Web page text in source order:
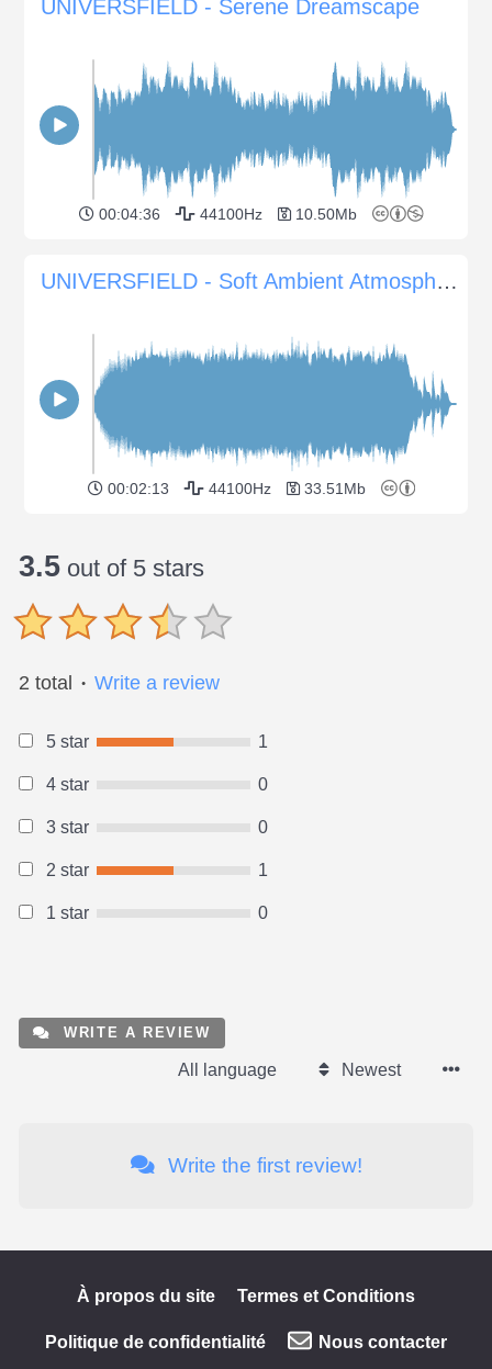
UNIVERSFIELD - Serene Dreamscape
00:04:36 44100Hz 10.50Mb
UNIVERSFIELD - Soft Ambient Atmosphere for Nature Documentaries
00:02:13 44100Hz 33.51Mb
3.5 out of 5 stars
2 total ● Write a review
5 star 1
4 star 0
3 star 0
2 star 1
1 star 0
WRITE A REVIEW
All language Newest
Write the first review!
À propos du site Termes et Conditions
Politique de confidentialité Nous contacter